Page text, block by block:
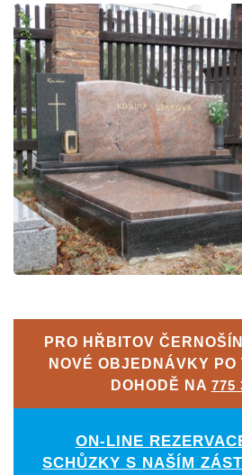
PRO HŘBITOV
NOVÉ OBJEDNÁVKY PO
DOHODĚ NA 775
ON-LINE
SCHŮZKY S NAŠÍM